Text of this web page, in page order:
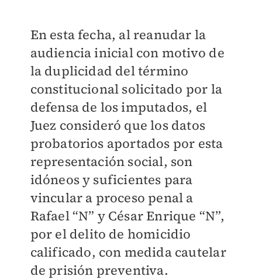
En esta fecha, al reanudar la
audiencia inicial con motivo de
la duplicidad del término
constitucional solicitado por la
defensa de los imputados, el
Juez consideró que los datos
probatorios aportados por esta
representación social, son
idóneos y suficientes para
vincular a proceso penal a
Rafael “N” y César Enrique “N”,
por el delito de homicidio
calificado, con medida cautelar
de prisión preventiva.